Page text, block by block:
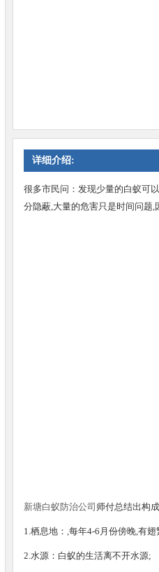
广州花都区白蚁防治，新华灭除
详细介绍:
很多市民问：发现少量的白蚁可
分隐蔽,大量的危害只是时间问题,
新塘白蚁防治公司 师付总结出构
1.栖息地：,每年4-6月份傍晚,有
2.水源：白蚁的生活离不开水源;